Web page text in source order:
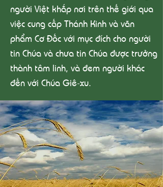
người Việt khắp nơi trên thế giới qua
việc cung cấp Thánh Kinh và văn
phẩm Cơ Đốc với mục đích cho người
tin Chúa và chưa tin Chúa được trưởng
thành tâm linh, và đem người khác
đến với Chúa Giê-xu.